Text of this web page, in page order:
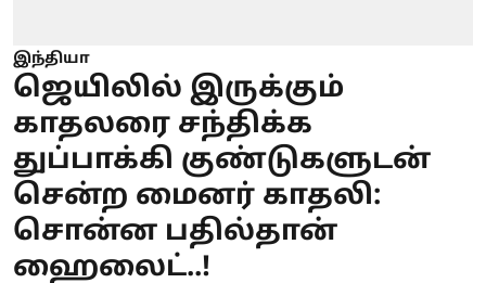
இந்தியா
ஜெயிலில் இருக்கும்
காதலரை சந்திக்க
துப்பாக்கி குண்டுகளுடன்
சென்ற மைனர் காதலி:
சொன்ன பதில்தான்
ஹைலைட்..!